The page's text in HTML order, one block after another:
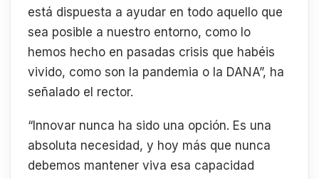
está dispuesta a ayudar en todo aquello que
sea posible a nuestro entorno, como lo
hemos hecho en pasadas crisis que habéis
vivido, como son la pandemia o la DANA”, ha
señalado el rector.
“Innovar nunca ha sido una opción. Es una
absoluta necesidad, y hoy más que nunca
debemos mantener viva esa capacidad